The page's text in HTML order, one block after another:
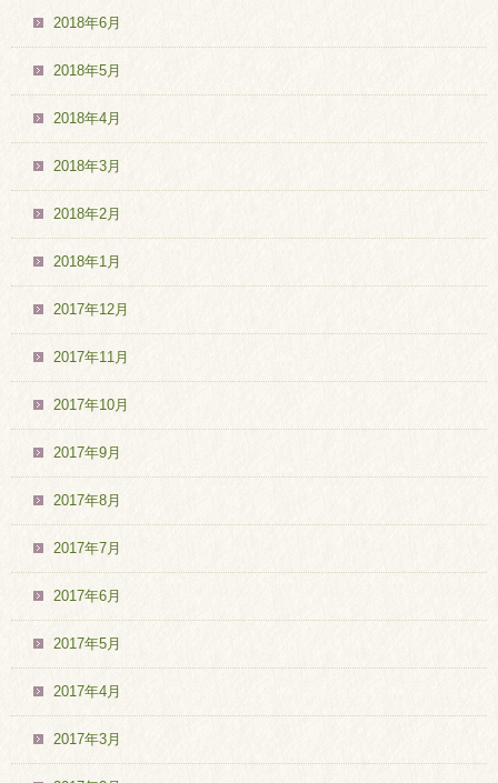
2018年6月
2018年5月
2018年4月
2018年3月
2018年2月
2018年1月
2017年12月
2017年11月
2017年10月
2017年9月
2017年8月
2017年7月
2017年6月
2017年5月
2017年4月
2017年3月